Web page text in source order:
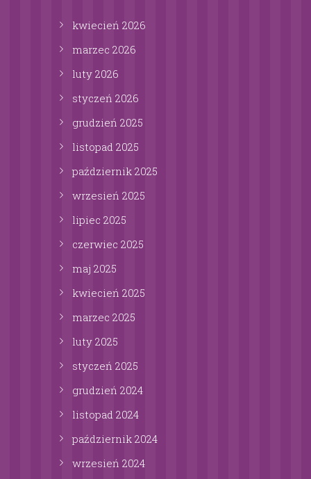
kwiecień 2026
marzec 2026
luty 2026
styczeń 2026
grudzień 2025
listopad 2025
październik 2025
wrzesień 2025
lipiec 2025
czerwiec 2025
maj 2025
kwiecień 2025
marzec 2025
luty 2025
styczeń 2025
grudzień 2024
listopad 2024
październik 2024
wrzesień 2024